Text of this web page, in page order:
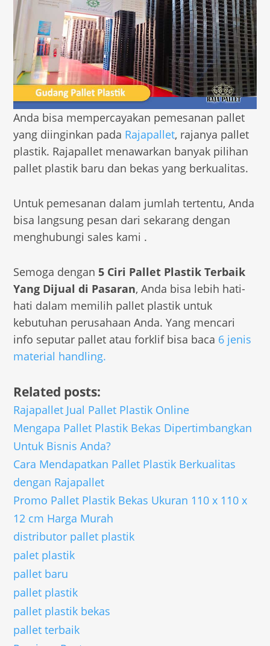
Anda bisa mempercayakan pemesanan pallet
yang diinginkan pada Rajapallet, rajanya pallet
plastik. Rajapallet menawarkan banyak pilihan
pallet plastik baru dan bekas yang berkualitas.
Untuk pemesanan dalam jumlah tertentu, Anda
bisa langsung pesan dari sekarang dengan
menghubungi sales kami .
Semoga dengan 5 Ciri Pallet Plastik Terbaik
Yang Dijual di Pasaran, Anda bisa lebih hati-
hati dalam memilih pallet plastik untuk
kebutuhan perusahaan Anda. Yang mencari
info seputar pallet atau forklif bisa baca 6 jenis
material handling.
Related posts:
Rajapallet Jual Pallet Plastik Online
Mengapa Pallet Plastik Bekas Dipertimbangkan
Untuk Bisnis Anda?
Cara Mendapatkan Pallet Plastik Berkualitas
dengan Rajapallet
Promo Pallet Plastik Bekas Ukuran 110 x 110 x
12 cm Harga Murah
distributor pallet plastik
palet plastik
pallet baru
pallet plastik
pallet plastik bekas
pallet terbaik